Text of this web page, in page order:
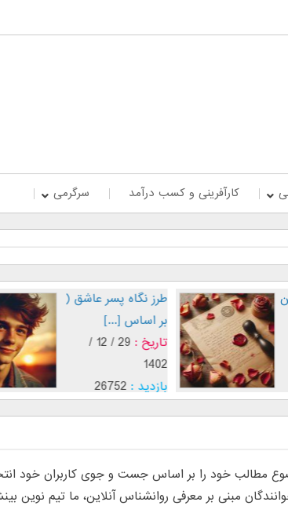
کارآفرینی و کسب درآمد سرگرمی
پنج جمله‌ای که مردان
عاشق [...]
تاریخ :
26 / 12 /
1402
بازدید :3151
خود را بر اساس جست و جوی کاربران خود